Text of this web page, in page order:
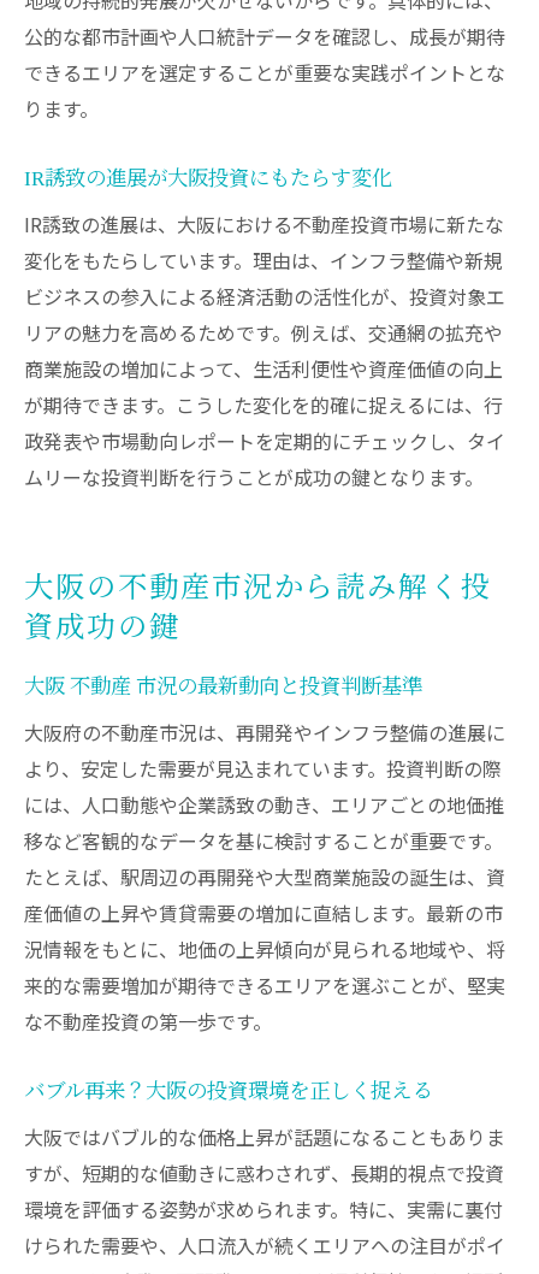
公的な都市計画や人口統計データを確認し、成長が期待
できるエリアを選定することが重要な実践ポイントとな
ります。
IR誘致の進展が大阪投資にもたらす変化
IR誘致の進展は、大阪における不動産投資市場に新たな
変化をもたらしています。理由は、インフラ整備や新規
ビジネスの参入による経済活動の活性化が、投資対象エ
リアの魅力を高めるためです。例えば、交通網の拡充や
商業施設の増加によって、生活利便性や資産価値の向上
が期待できます。こうした変化を的確に捉えるには、行
政発表や市場動向レポートを定期的にチェックし、タイ
ムリーな投資判断を行うことが成功の鍵となります。
大阪の不動産市況から読み解く投
資成功の鍵
大阪 不動産 市況の最新動向と投資判断基準
大阪府の不動産市況は、再開発やインフラ整備の進展に
より、安定した需要が見込まれています。投資判断の際
には、人口動態や企業誘致の動き、エリアごとの地価推
移など客観的なデータを基に検討することが重要です。
たとえば、駅周辺の再開発や大型商業施設の誕生は、資
産価値の上昇や賃貸需要の増加に直結します。最新の市
況情報をもとに、地価の上昇傾向が見られる地域や、将
来的な需要増加が期待できるエリアを選ぶことが、堅実
な不動産投資の第一歩です。
バブル再来？大阪の投資環境を正しく捉える
大阪ではバブル的な価格上昇が話題になることもありま
すが、短期的な値動きに惑わされず、長期的視点で投資
環境を評価する姿勢が求められます。特に、実需に裏付
けられた需要や、人口流入が続くエリアへの注目がポイ